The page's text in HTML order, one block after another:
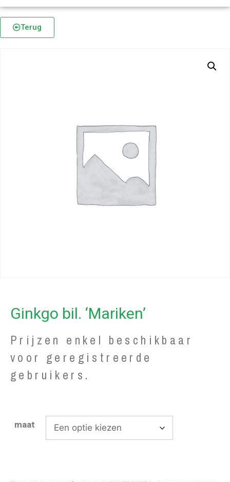
Terug
Ginkgo bil. ‘Mariken’
Prijzen enkel beschikbaar
voor geregistreerde
gebruikers.
maat